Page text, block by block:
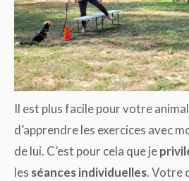
Il est plus facile pour votre
d’apprendre les exercices avec
de lui. C’est pour cela que je
les séancesindividuelles. Votre